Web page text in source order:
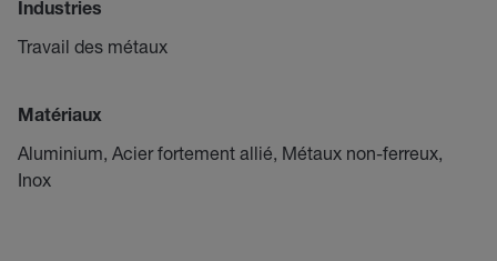
Industries
Travail des métaux
Matériaux
Aluminium, Acier fortement allié, Métaux non-ferreux,
Inox